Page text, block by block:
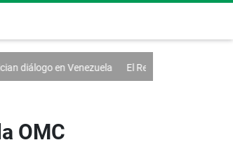
El Real Madrid renueva a Vinícius hasta 2032
OMC